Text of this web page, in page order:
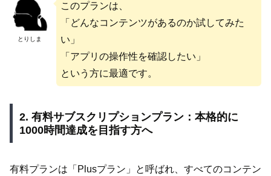
とりしま
このプランは、
「どんなコンテンツがあるのか試してみた
い」
「アプリの操作性を確認したい」
という方に最適です。
2. 有料サブスクリプションプラン：本格的に
1000時間達成を目指す方へ
有料プランは「Plusプラン」と呼ばれ、すべてのコンテン